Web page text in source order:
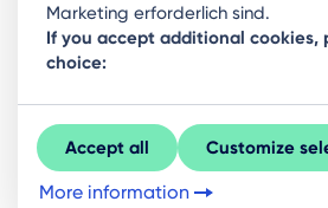
Ready to stay in the loop on
community? Subscribe to our
Sign Up
Marketing erforderlich sind.
If you accept additional cookies,
choice:
Accept all Customize
More information